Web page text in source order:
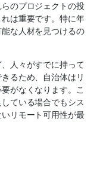
のプロジェクトの投
は重要です。特に年
な人材を見つけるの
人々がすでに持って
るため、自治体はリ
がなくなります。こ
ている場合でもシス
リモート可用性が最